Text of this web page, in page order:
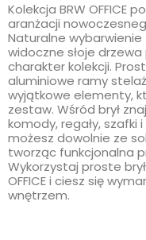
Kolekcja BRW OFFICE
aranżacji
Naturalne wybarwienie
widoczne słoje
charakter kolekcji.
aluminiowe ramy
wyjątkowe elementy,
zestaw. Wśród brył
komody, regały, szafki
możesz dowolnie ze
tworząc funkcjonalna
Wykorzystaj proste
OFFICE i ciesz się
wnętrzem.